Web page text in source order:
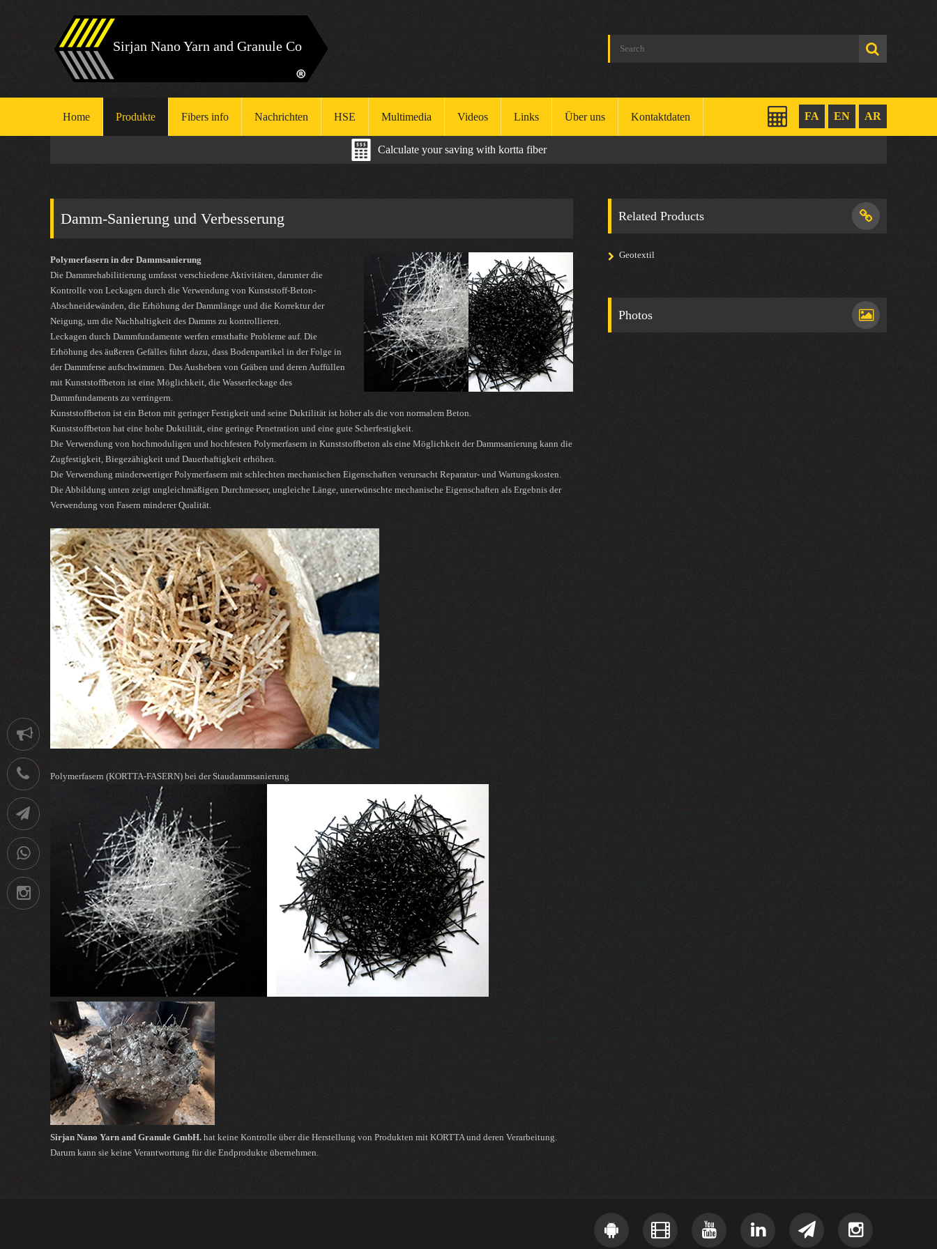
Sirjan Nano Yarn and Granule Co
Home Produkte Fibers info Nachrichten HSE
Gesundheitsschutz
Multimedia Videos Links Über uns Kontaktdaten AR
EN
FA
Calculate your saving with kortta fiber
Damm-Sanierung und Verbesserung
Polymerfasern in der Dammsanierung
Die Dammrehabilitierung umfasst verschiedene Aktivitäten, darunter die
Kontrolle von Leckagen durch die Verwendung von Kunststoff-Beton-
Abschneidewänden, die Erhöhung der Dammlänge und die Korrektur der
Neigung, um die Nachhaltigkeit des Damms zu kontrollieren.
Leckagen durch Dammfundamente werfen ernsthafte Probleme auf. Die
Erhöhung des äußeren Gefälles führt dazu, dass Bodenpartikel in der Folge in
der Dammferse aufschwimmen. Das Ausheben von Gräben und deren Auffüllen
mit Kunststoffbeton ist eine Möglichkeit, die Wasserleckage des
Dammfundaments zu verringern.
Kunststoffbeton ist ein Beton mit geringer Festigkeit und seine Duktilität ist höher als die von normalem Beton.
Kunststoffbeton hat eine hohe Duktilität, eine geringe Penetration und eine gute Scherfestigkeit.
Die Verwendung von hochmoduligen und hochfesten Polymerfasern in Kunststoffbeton als eine Möglichkeit der Dammsanierung kann die
Zugfestigkeit, Biegezähigkeit und Dauerhaftigkeit erhöhen.
Die Verwendung minderwertiger Polymerfasern mit schlechten mechanischen Eigenschaften verursacht Reparatur- und Wartungskosten.
Die Abbildung unten zeigt ungleichmäßigen Durchmesser, ungleiche Länge, unerwünschte mechanische Eigenschaften als Ergebnis der
Verwendung von Fasern minderer Qualität.
Polymerfasern (KORTTA-FASERN) bei der Staudammsanierung
Sirjan Nano Yarn and Granule GmbH. hat keine Kontrolle über die Herstellung von Produkten mit KORTTA und deren Verarbeitung.
Darum kann sie keine Verantwortung für die Endprodukte übernehmen.
Related Products
Geotextil
Photos
Notification
021-
09036258539
Instagram